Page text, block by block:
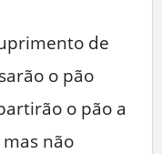
de
o pão
o pão a
mas não